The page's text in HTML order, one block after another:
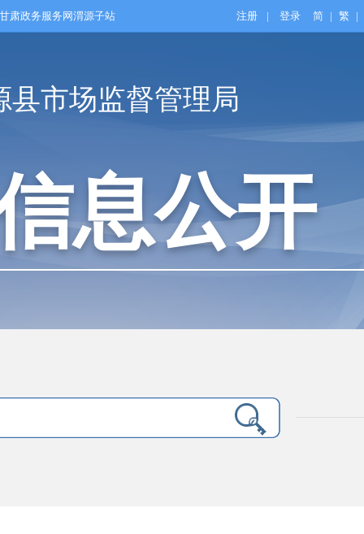
甘肃政务服务网渭源子站 注册 | 登录 简 | 繁 |
市场监督管理局
息公开